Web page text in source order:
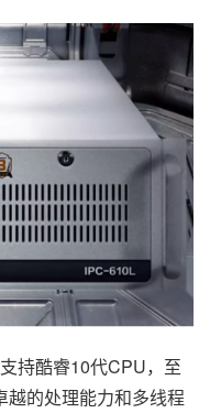
持酷睿10代CPU，至
的处理能力和多线程